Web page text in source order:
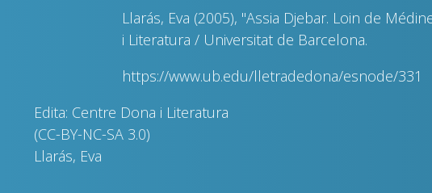
Llarás, Eva (2005), "Assia Djebar. Loin de
i Literatura / Universitat de Barcelona.
https://www.ub.edu/lletradedona/esnode/331
Edita: Centre Dona i Literatura
(CC-BY-NC-SA 3.0)
Llarás, Eva